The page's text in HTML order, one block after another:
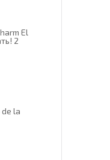
El
2
de la